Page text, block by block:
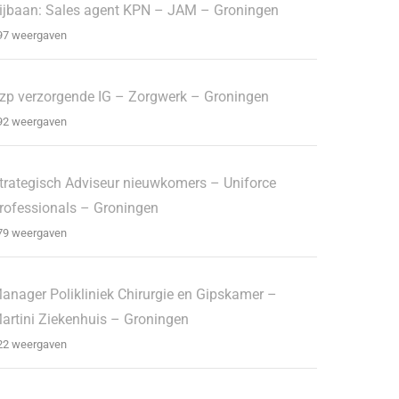
Sales agent KPN – JAM – Groningen
weergaven
verzorgende IG – Zorgwerk – Groningen
weergaven
Adviseur nieuwkomers – Uniforce
– Groningen
weergaven
Polikliniek Chirurgie en Gipskamer –
Ziekenhuis – Groningen
weergaven